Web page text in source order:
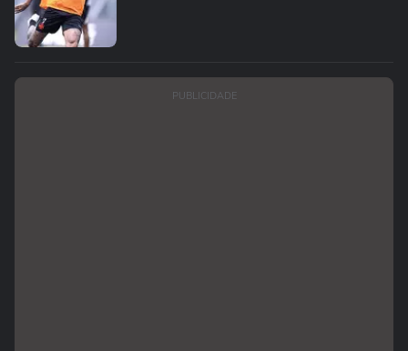
PUBLICIDADE